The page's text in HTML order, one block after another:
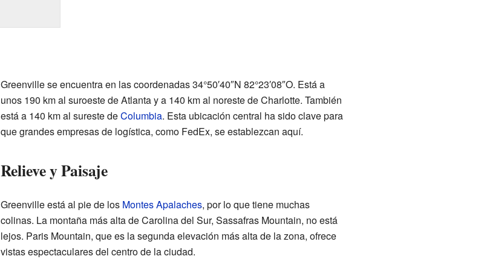
Greenville se encuentra en las coordenadas 34°50′40″N 82°23′08″O. Está a
unos 190 km al suroeste de Atlanta y a 140 km al noreste de Charlotte. También
está a 140 km al sureste deColumbia. Esta ubicación central ha sido clave para
que grandes empresas de logística, como FedEx, se establezcan aquí.
Relieve y Paisaje
Greenville está al pie de los Montes Apalaches, por lo que tiene muchas
colinas. La montaña más alta de Carolina del Sur, Sassafras Mountain, no está
lejos. Paris Mountain, que es la segunda elevación más alta de la zona, ofrece
vistas espectaculares del centro de la ciudad.